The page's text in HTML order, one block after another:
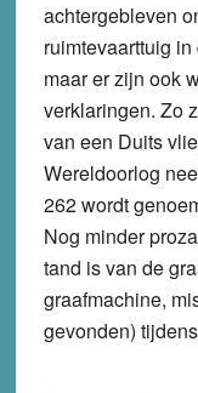
achtergebleven
ruimtevaarttuig
maar er zijn ook
verklaringen. Zo
van een Duits
Wereldoorlog
262 wordt
Nog minder
tand is van de
graafmachine,
gevonden)